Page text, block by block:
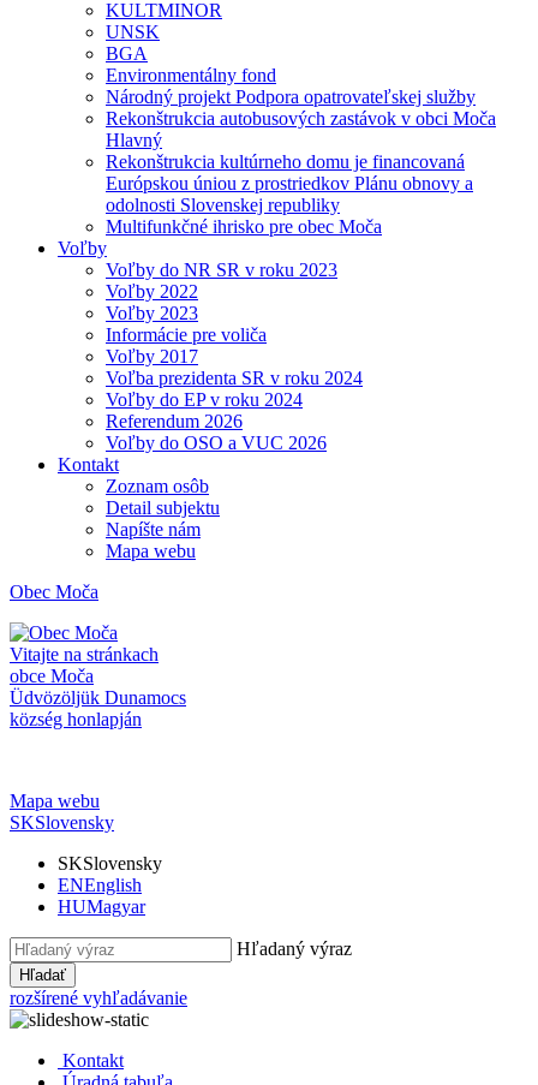
KULTMINOR
UNSK
BGA
Environmentálny fond
Národný projekt Podpora opatrovateľskej služby
Rekonštrukcia autobusových zastávok v obci Moča
Hlavný
Rekonštrukcia kultúrneho domu je financovaná
Európskou úniou z prostriedkov Plánu obnovy a
odolnosti Slovenskej republiky
Multifunkčné ihrisko pre obec Moča
Voľby
Voľby do NR SR v roku 2023
Voľby 2022
Voľby 2023
Informácie pre voliča
Voľby 2017
Voľba prezidenta SR v roku 2024
Voľby do EP v roku 2024
Referendum 2026
Voľby do OSO a VUC 2026
Kontakt
Zoznam osôb
Detail subjektu
Napíšte nám
Mapa webu
Obec Moča
Vitajte na stránkach
obce Moča
Üdvözöljük Dunamocs
község honlapján
Mapa webu
SKSlovensky
SKSlovensky
ENEnglish
HUMagyar
Hľadaný výraz
Hľadať
rozšírené vyhľadávanie
Kontakt